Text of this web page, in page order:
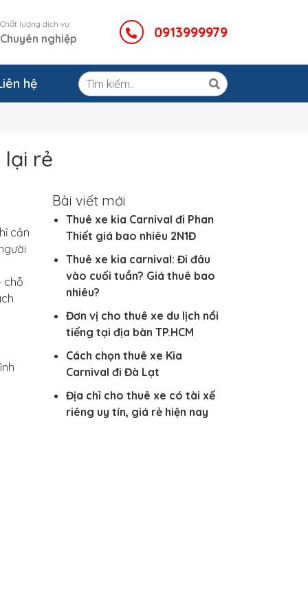
Chất lượng dịch vụ
Chuyên nghiệp 0913999979
hệ
lại rẻ
cần
chỗ
Bài viết mới
Thuê xe kia Carnival đi Phan
Thiết giá bao nhiêu 2N1Đ
Thuê xe kia carnival: Đi đâu
vào cuối tuần? Giá thuê bao
nhiêu?
Đơn vị cho thuê xe du lịch nổi
tiếng tại địa bàn TP.HCM
Cách chọn thuê xe Kia
Carnival đi Đà Lạt
Địa chỉ cho thuê xe có tài xế
riêng uy tín, giá rẻ hiện nay